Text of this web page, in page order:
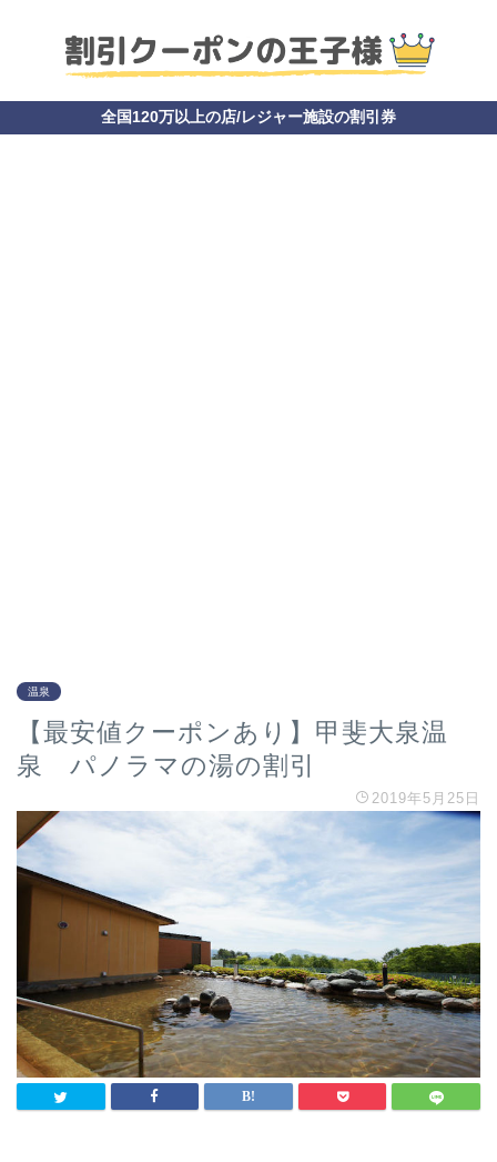
全国120万以上の店/レジャー施設の割引券
温泉
【最安値クーポンあり】甲斐大泉温
泉 パノラマの湯の割引
2019年5月25日